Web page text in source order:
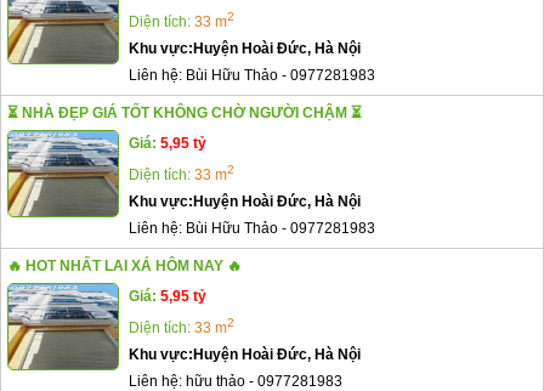
Diện tích: 33 m2
Khu vực: Huyện Hoài Đức, Hà Nội
Liên hệ: Bùi Hữu Thảo - 0977281983
⏳ NHÀ ĐẸP GIÁ TỐT KHÔNG CHỜ NGƯỜI CHẬM ⏳
Giá: 5,95 tỷ
Diện tích: 33 m2
Khu vực: Huyện Hoài Đức, Hà Nội
Liên hệ: Bùi Hữu Thảo - 0977281983
🔥 HOT NHẤT LAI XÁ HÔM NAY 🔥
Giá: 5,95 tỷ
Diện tích: 33 m2
Khu vực: Huyện Hoài Đức, Hà Nội
Liên hệ: hữu thảo - 0977281983